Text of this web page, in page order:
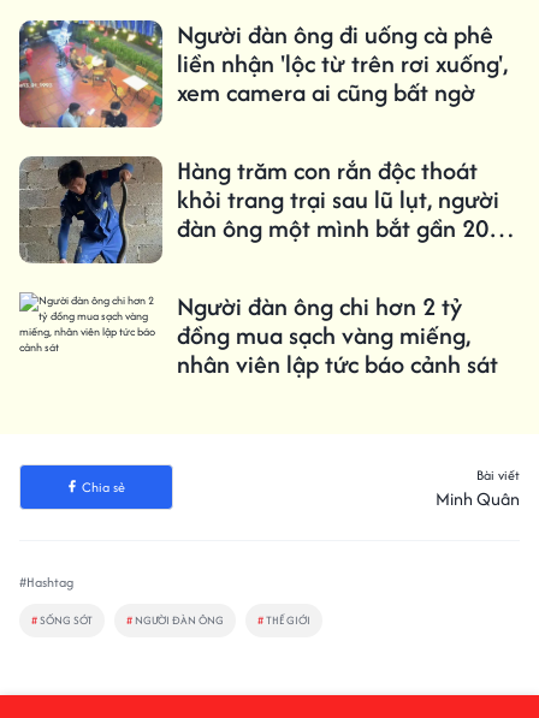
Người đàn ông đi uống cà phê
liền nhận 'lộc từ trên rơi xuống',
xem camera ai cũng bất ngờ
Hàng trăm con rắn độc thoát
khỏi trang trại sau lũ lụt, người
đàn ông một mình bắt gần 20
Người đàn ông chi hơn 2 tỷ
đồng mua sạch vàng miếng,
nhân viên lập tức báo cảnh sát
Chia sẻ
Bài viết
Minh Quân
#Hashtag
#SỐNG SÓT # NGƯỜI ĐÀN ÔNG #THẾ GIỚI